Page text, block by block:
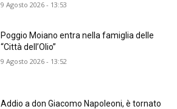
9 Agosto 2026 - 13:53
Poggio Moiano entra nella famiglia delle
“Città dell’Olio”
9 Agosto 2026 - 13:52
Addio a don Giacomo Napoleoni, è tornato